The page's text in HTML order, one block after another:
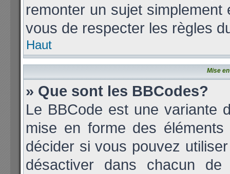
remonter un sujet
vous de respecter les règles
Haut
Mise
» Que sont les BBCodes?
Le BBCode est une variante
mise en forme des éléments
décider si vous pouvez
désactiver dans chacun de